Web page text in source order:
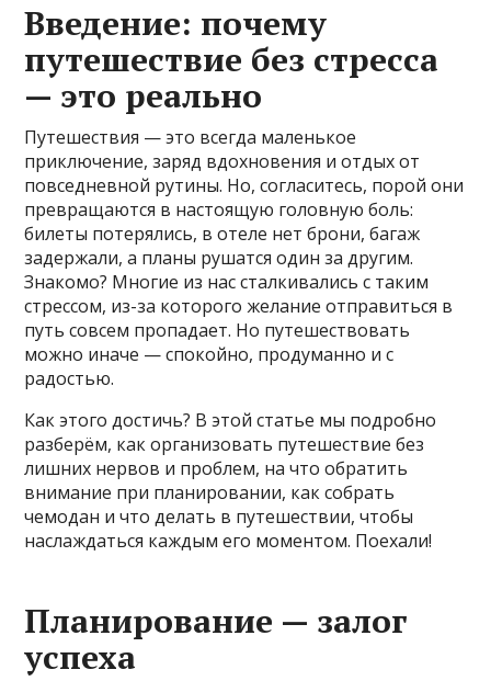
Введение: почему
путешествие без стресса
— это реально
Путешествия — это всегда маленькое
приключение, заряд вдохновения и отдых от
повседневной рутины. Но, согласитесь, порой они
превращаются в настоящую головную боль:
билеты потерялись, в отеле нет брони, багаж
задержали, а планы рушатся один за другим.
Знакомо? Многие из нас сталкивались с таким
стрессом, из-за которого желание отправиться в
путь совсем пропадает. Но путешествовать
можно иначе — спокойно, продуманно и с
радостью.
Как этого достичь? В этой статье мы подробно
разберём, как организовать путешествие без
лишних нервов и проблем, на что обратить
внимание при планировании, как собрать
чемодан и что делать в путешествии, чтобы
наслаждаться каждым его моментом. Поехали!
Планирование — залог
успеха